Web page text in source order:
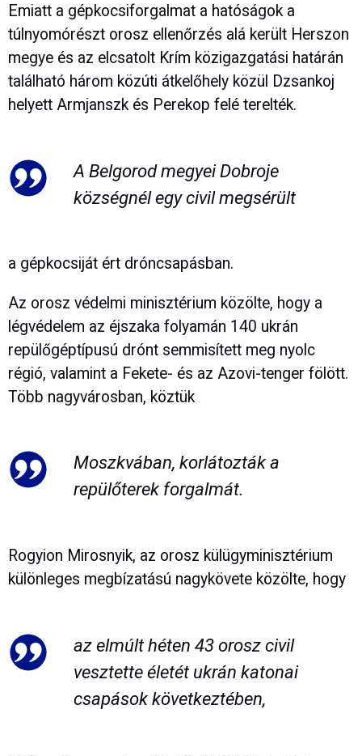
Emiatt a gépkocsiforgalmat a hatóságok a
túlnyomórészt orosz ellenőrzés alá került Herszon
megye és az elcsatolt Krím közigazgatási határán
található három közúti átkelőhely közül Dzsankoj
helyett Armjanszk és Perekop felé terelték.
A Belgorod megyei Dobroje
községnél egy civil megsérült
a gépkocsiját ért dróncsapásban.
Az orosz védelmi minisztérium közölte, hogy a
légvédelem az éjszaka folyamán 140 ukrán
repülőgéptípusú drónt semmisített meg nyolc
régió, valamint a Fekete- és az Azovi-tenger fölött.
Több nagyvárosban, köztük
Moszkvában, korlátozták a
repülőterek forgalmát.
Rogyion Mirosnyik, az orosz külügyminisztérium
különleges megbízatású nagykövete közölte, hogy
az elmúlt héten 43 orosz civil
vesztette életét ukrán katonai
csapások következtében,